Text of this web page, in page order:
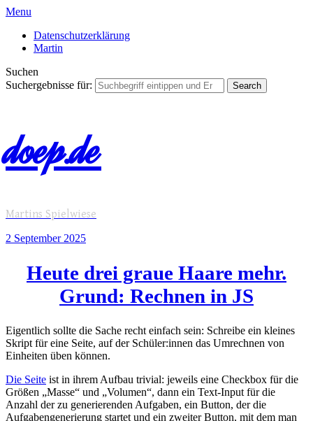
Menu
Datenschutzerklärung
Martin
Suchen
Suchergebnisse für:
doep.de
Martins Spielwiese
2 September 2025
Heute drei graue Haare mehr.
Grund: Rechnen in JS
Eigentlich sollte die Sache recht einfach sein: Schreibe ein kleines
Skript für eine Seite, auf der Schüler:innen das Umrechnen von
Einheiten üben können.
Die Seite ist in ihrem Aufbau trivial: jeweils eine Checkbox für die
Größen „Masse“ und „Volumen“, dann ein Text-Input für die
Anzahl der zu generierenden Aufgaben, ein Button, der die
Aufgabengenerierung startet und ein zweiter Button, mit dem man